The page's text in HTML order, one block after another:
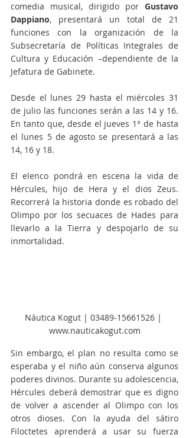
comedia musical, dirigido por Gustavo
Dappiano, presentará un total de 21
funciones con la organización de la
Subsecretaría de Políticas Integrales de
Cultura y Educación –dependiente de la
Jefatura de Gabinete.
Desde el lunes 29 hasta el miércoles 31
de julio las funciones serán a las 14 y 16.
En tanto que, desde el jueves 1° de hasta
el lunes 5 de agosto se presentará a las
14, 16 y 18.
El elenco pondrá en escena la vida de
Hércules, hijo de Hera y el dios Zeus.
Recorrerá la historia donde es robado del
Olimpo por los secuaces de Hades para
llevarlo a la Tierra y despojarlo de su
inmortalidad.
Náutica Kogut | 03489-15661526 |
www.nauticakogut.com
Sin embargo, el plan no resulta como se
esperaba y el niño aún conserva algunos
poderes divinos. Durante su adolescencia,
Hércules deberá demostrar que es digno
de volver a ascender al Olimpo con los
otros dioses. Con la ayuda del sátiro
Filoctetes aprenderá a usar su fuerza